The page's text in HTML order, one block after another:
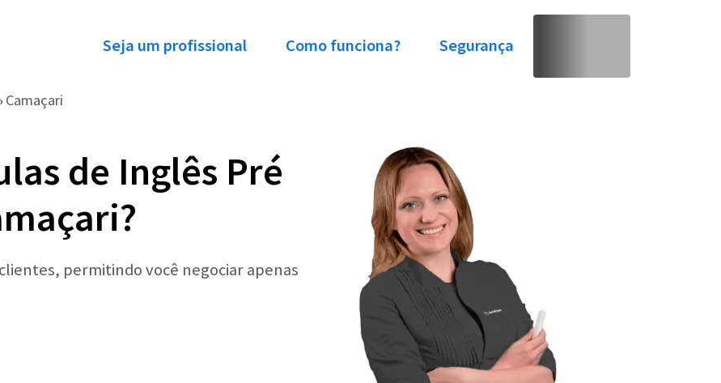
Seja um profissional Como funciona? Segurança
› Camaçari
de Inglês Pré
permitindo você negociar apenas